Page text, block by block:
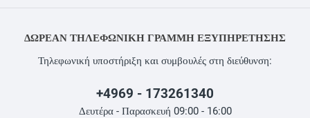
ΔΩΡΕΆΝ ΤΗΛΕΦΩΝΙΚΉ ΓΡΑΜΜΉ ΕΞΥΠΗΡΈΤΗΣΗΣ
Τηλεφωνική υποστήριξη και συμβουλές στη διεύθυνση:
+4969 - 173261340
Δευτέρα - Παρασκευή 09:00 - 16:00